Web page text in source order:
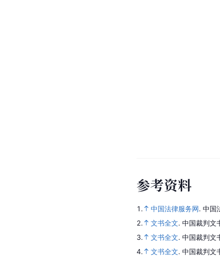
参考资料
1. 中国法律服务网. 中国
2.
文书全文. 中国裁判文
3.
文书全文. 中国裁判文
4.
文书全文. 中国裁判文